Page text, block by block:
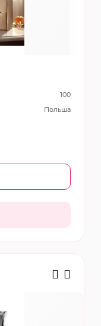
100
Польша